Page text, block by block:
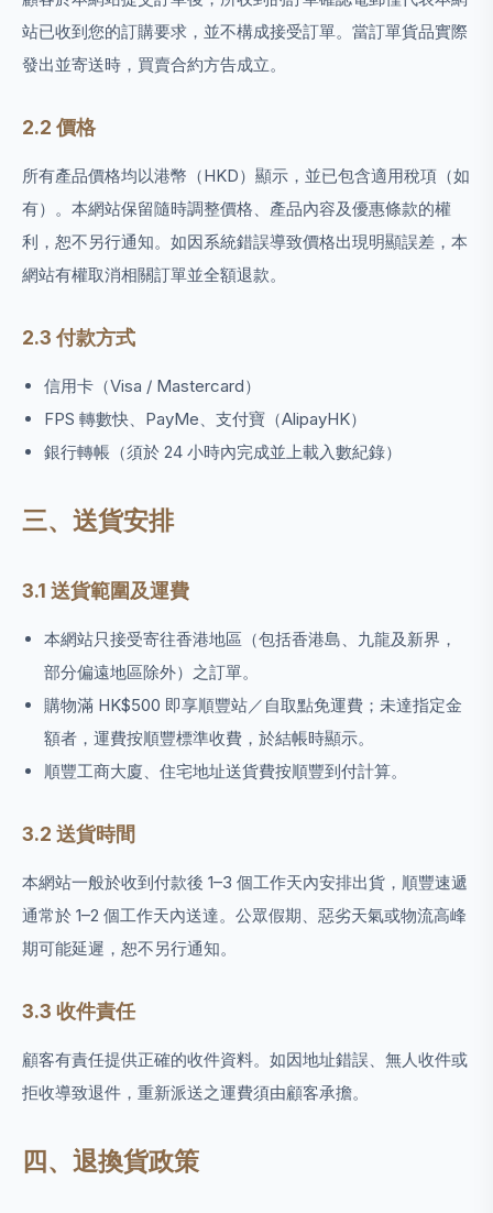
站已收到您的訂購要求，並不構成接受訂單。當訂單貨品實際
發出並寄送時，買賣合約方告成立。
2.2 價格
所有產品價格均以港幣（HKD）顯示，並已包含適用稅項（如
有）。本網站保留隨時調整價格、產品內容及優惠條款的權
利，恕不另行通知。如因系統錯誤導致價格出現明顯誤差，本
網站有權取消相關訂單並全額退款。
2.3 付款方式
信用卡（Visa / Mastercard）
FPS 轉數快、PayMe、支付寶（AlipayHK）
銀行轉帳（須於 24 小時內完成並上載入數紀錄）
三、送貨安排
3.1 送貨範圍及運費
本網站只接受寄往香港地區（包括香港島、九龍及新界，
部分偏遠地區除外）之訂單。
購物滿 HK$500 即享順豐站／自取點免運費；未達指定金
額者，運費按順豐標準收費，於結帳時顯示。
順豐工商大廈、住宅地址送貨費按順豐到付計算。
3.2 送貨時間
本網站一般於收到付款後 1–3 個工作天內安排出貨，順豐速遞
通常於 1–2 個工作天內送達。公眾假期、惡劣天氣或物流高峰
期可能延遲，恕不另行通知。
3.3 收件責任
顧客有責任提供正確的收件資料。如因地址錯誤、無人收件或
拒收導致退件，重新派送之運費須由顧客承擔。
四、退換貨政策